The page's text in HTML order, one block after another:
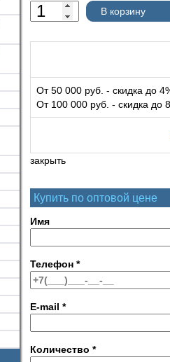
В корзину
От 50 000 руб. - скидка до
От 100 000 руб. - скидка до
закрыть
Купить по оптовой цене
Имя
Телефон *
E-mail *
Количество *